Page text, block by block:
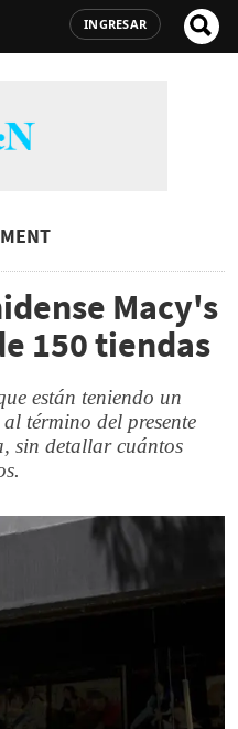
INGRESAR
Macy's
150 tiendas
están teniendo un
término del presente
sin detallar cuántos